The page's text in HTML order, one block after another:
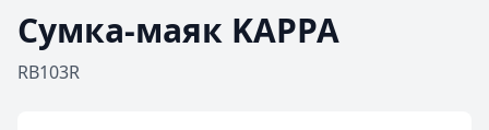
Сумка-маяк KAPPA
RB103R